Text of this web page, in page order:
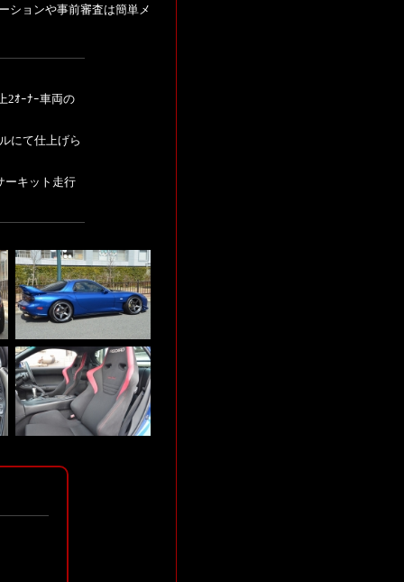
ションや事前審査は簡単メ
2ｵｰﾅｰ車両の
にて仕上げら
ーキット走行